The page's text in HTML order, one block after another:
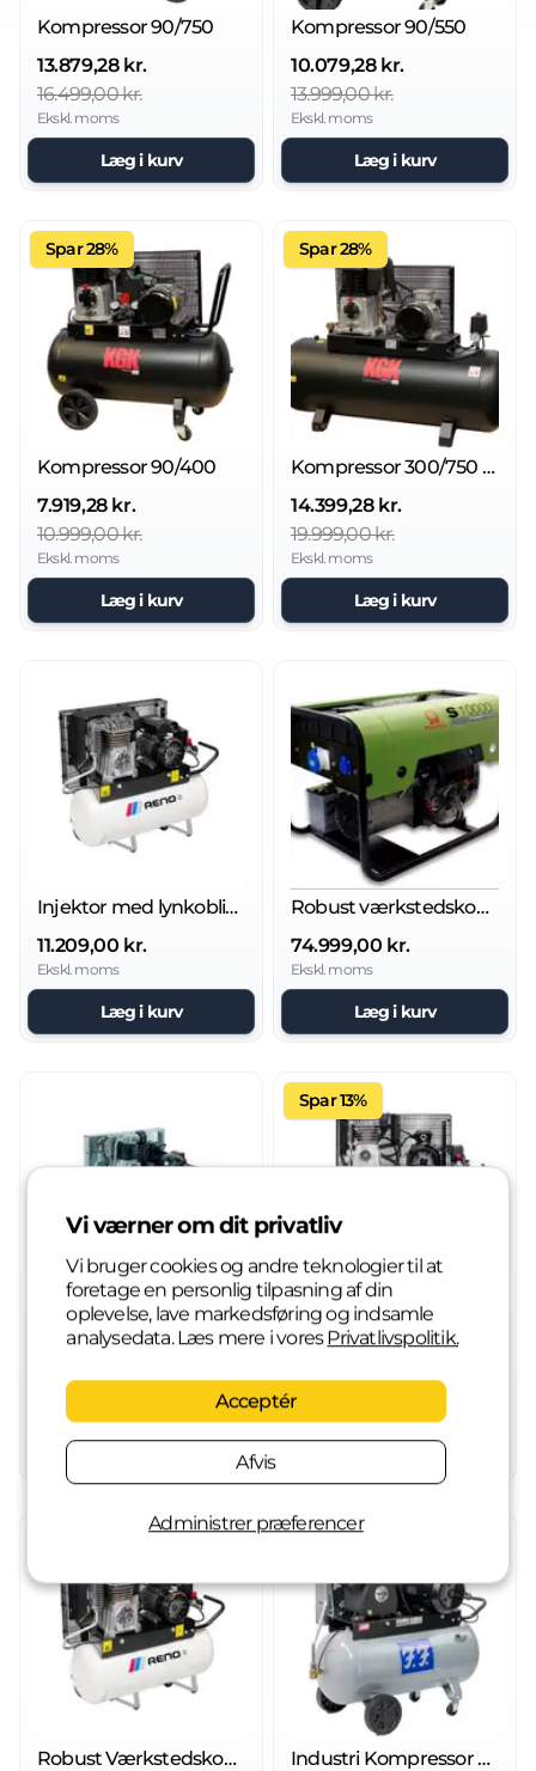
Vi værner om dit privatliv
Vi bruger cookies og andre teknologier til at
foretage en personlig tilpasning af din
oplevelse, lave markedsføring og indsamle
analysedata. Læs mere i voresPrivatlivspolitik.
Administrer præferencer
Acceptér
Afvis
Kompressor 90/750
13.879,28 kr.
16.499,00 kr.
Ekskl. moms
Læg i kurv
Kompressor 90/550
10.079,28 kr.
13.999,00 kr.
Ekskl. moms
Læg i kurv
Spar 28%
Kompressor 90/400
7.919,28 kr.
10.999,00 kr.
Ekskl. moms
Læg i kurv
Spar 28%
Kompressor 300/750 10 bar
14.399,28 kr.
19.999,00 kr.
Ekskl. moms
Læg i kurv
Injektor med lynkoblinger
11.209,00 kr.
Ekskl. moms
Læg i kurv
Robust værkstedskompressor REK-OL90/3
74.999,00 kr.
Ekskl. moms
Læg i kurv
Robust værkstedskompressor REK-OL90/3
11.189,00 kr.
Ekskl. moms
Spar 13%
7.199,00 kr.
Ekskl. moms
Robust Værkstedskompressor REK-OL90/3
Industri Kompressor FF 680/90, 5,5 HK